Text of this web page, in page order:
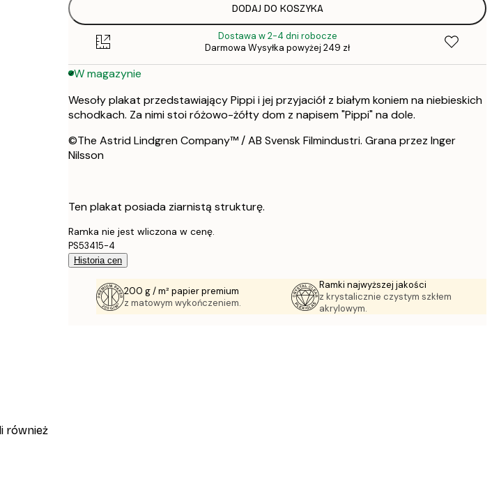
DODAJ DO KOSZYKA
Dostawa w 2-4 dni robocze
Darmowa Wysyłka powyżej 249 zł
W magazynie
Wesoły plakat przedstawiający Pippi i jej przyjaciół z białym koniem na niebieskich
schodkach. Za nimi stoi różowo-żółty dom z napisem "Pippi" na dole.
©The Astrid Lindgren Company™ / AB Svensk Filmindustri. Grana przez Inger
Nilsson
Ten plakat posiada ziarnistą strukturę.
Ramka nie jest wliczona w cenę.
PS53415-4
Historia cen
200 g / m² papier premium
z matowym wykończeniem.
Ramki najwyższej jakości
z krystalicznie czystym szkłem
akrylowym.
również